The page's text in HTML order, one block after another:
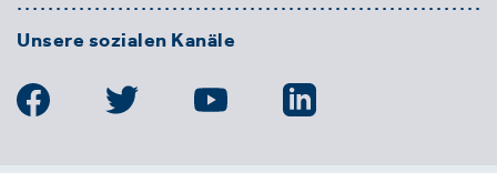
Unsere sozialen Kanäle